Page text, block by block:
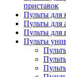
приставок
Пульты для
Пульты для
Пульты для
Пульты